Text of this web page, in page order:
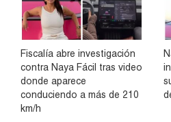
Fiscalía abre investigación
contra Naya Fácil tras video
donde aparece
conduciendo a más de 210
km/h